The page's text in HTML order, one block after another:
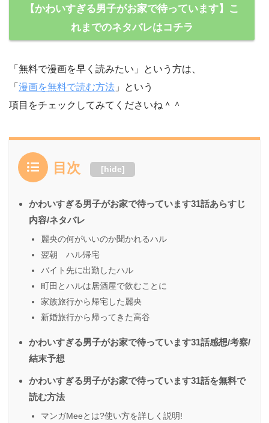
【かわいすぎる男子がお家で待っています】こ
れまでのネタバレはコチラ
「無料で漫画を早く読みたい」という方は、
「 漫画を無料で読む方法 」という
項目をチェックしてみてくださいね＾＾
目次 [hide]
かわいすぎる男子がお家で待っています31話あらすじ
内容/ネタバレ
麗央の何がいいのか聞かれるハル
翌朝 ハル帰宅
バイト先に出勤したハル
町田とハルは居酒屋で飲むことに
家族旅行から帰宅した麗央
新婚旅行から帰ってきた高谷
かわいすぎる男子がお家で待っています31話感想/考察/
結末予想
かわいすぎる男子がお家で待っています31話を無料で
読む方法
マンガMeeとは?使い方を詳しく説明!